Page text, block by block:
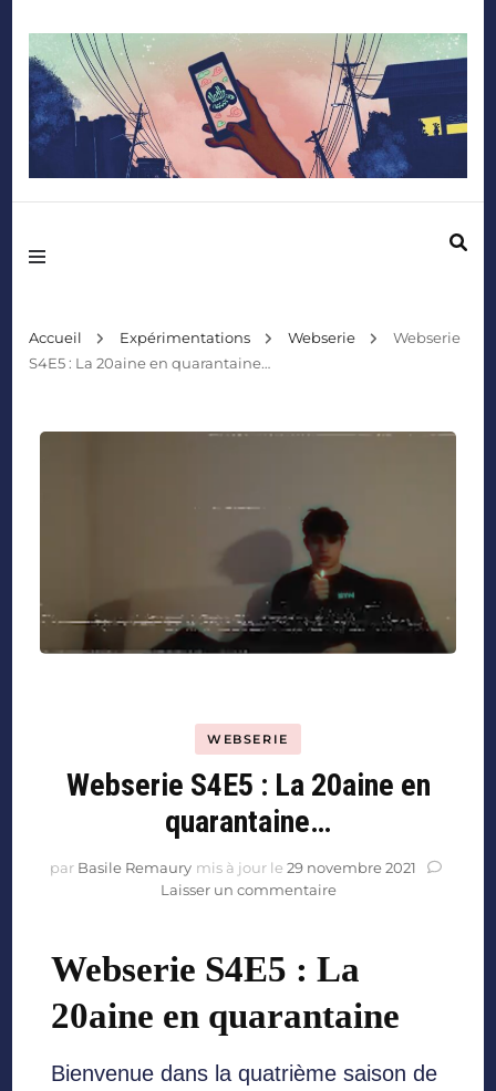
Accueil Expérimentations Webserie
Webserie
S4E5 : La 20aine en quarantaine…
WEBSERIE
Webserie S4E5 : La 20aine en
quarantaine…
par Basile Remaury mis à jour le 29 novembre 2021
Laisser un commentaire
Webserie S4E5 : La
20aine en quarantaine
Bienvenue dans la quatrième saison de